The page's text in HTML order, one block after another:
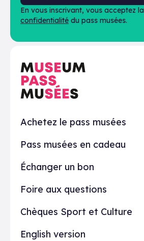
En pratique
Achetez le pass musées
Pass musées en cadeau
Échanger un bon
Foire aux questions
Chèques Sport et Culture
English version
En vous inscrivant, vous acceptez la
confidentialité du pass musées.